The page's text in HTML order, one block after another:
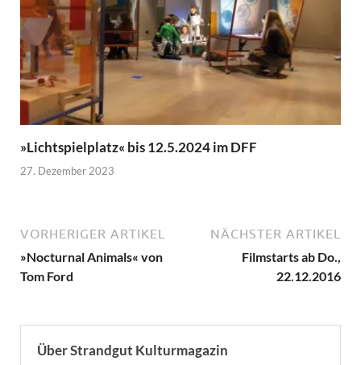
»Lichtspielplatz« bis 12.5.2024 im DFF
27. Dezember 2023
VORHERIGER ARTIKEL
»Nocturnal Animals« von
Tom Ford
NÄCHSTER ARTIKEL
Filmstarts ab Do.,
22.12.2016
Über Strandgut Kulturmagazin